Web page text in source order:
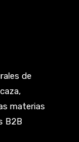
de
materias
B2B